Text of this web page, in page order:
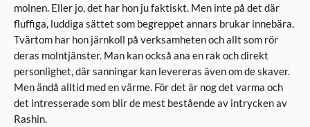
molnen. Eller jo, det har hon ju faktiskt. Men inte på det där
fluffiga, luddiga sättet som begreppet annars brukar innebära.
Tvärtom har hon järnkoll på verksamheten och allt som rör
deras molntjänster. Man kan också ana en rak och direkt
personlighet, där sanningar kan levereras även om de skaver.
Men ändå alltid med en värme. För det är nog det varma och
det intresserade som blir de mest bestående av intrycken av
Rashin.